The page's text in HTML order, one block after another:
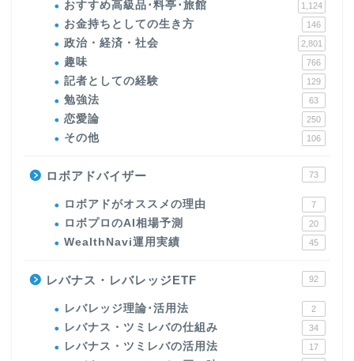
おすすめ高級品･料亭･旅館 1,124
お金持ちとしての生き方 146
政治・経済・社会 2,801
趣味 766
記者としての経験 129
勉強法 63
恋愛論 250
その他 106
ロボアドバイザー 73
ロボアドがオススメの理由 7
ロボプロのAI相場予測 20
WealthNavi運用実績 45
レバナス・レバレッジETF 92
レバレッジ理論･活用法 2
レバナス・ツミレバの仕組み 34
レバナス・ツミレバの活用法 17